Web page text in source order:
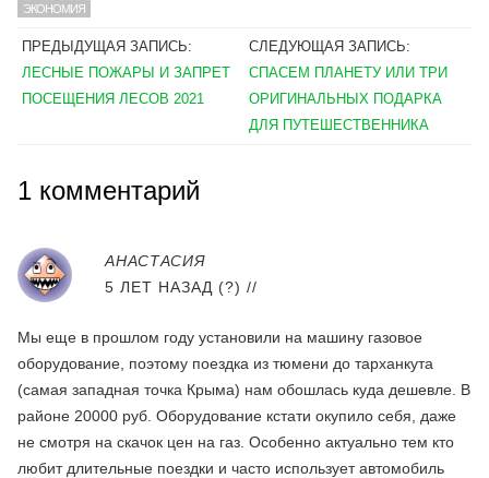
ЭКОНОМИЯ
ПРЕДЫДУЩАЯ ЗАПИСЬ:
ЛЕСНЫЕ ПОЖАРЫ И ЗАПРЕТ
ПОСЕЩЕНИЯ ЛЕСОВ 2021
СЛЕДУЮЩАЯ ЗАПИСЬ:
СПАСЕМ ПЛАНЕТУ ИЛИ ТРИ
ОРИГИНАЛЬНЫХ ПОДАРКА
ДЛЯ ПУТЕШЕСТВЕННИКА
1 комментарий
АНАСТАСИЯ
5 ЛЕТ НАЗАД (?) //
Мы еще в прошлом году установили на машину газовое
оборудование, поэтому поездка из тюмени до тарханкута
(самая западная точка Крыма) нам обошлась куда дешевле. В
районе 20000 руб. Оборудование кстати окупило себя, даже
не смотря на скачок цен на газ. Особенно актуально тем кто
любит длительные поездки и часто использует автомобиль